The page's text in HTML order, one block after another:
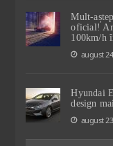
Mult-
oficial!
100km/h
august
Hyundai
design
august